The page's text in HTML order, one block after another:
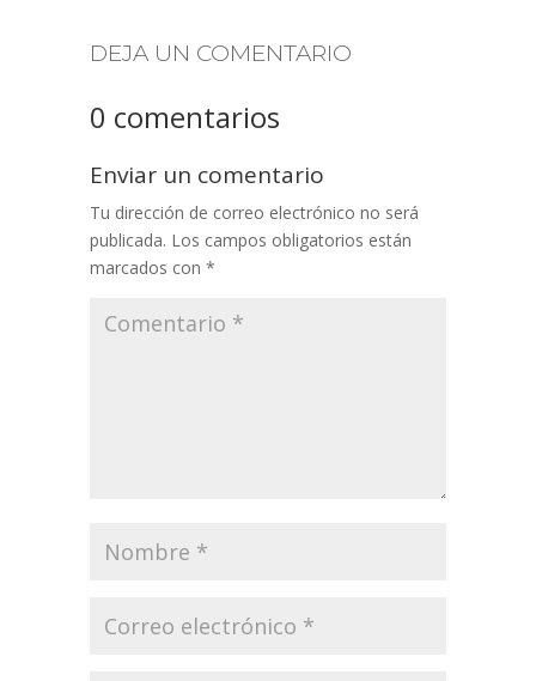
DEJA UN COMENTARIO
0 comentarios
Enviar un comentario
Tu dirección de correo electrónico no será
publicada. Los campos obligatorios están
marcados con *